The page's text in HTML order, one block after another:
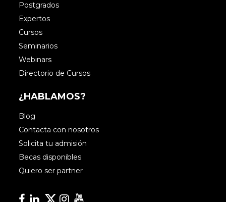
Postgrados
Expertos
Cursos
Seminarios
Webinars
Directorio de Cursos
¿HABLAMOS?
Blog
Contacta con nosotros
Solicita tu admisión
Becas disponibles
Quiero ser partner
Facebook
Linkedin
Linkedin
Instagram